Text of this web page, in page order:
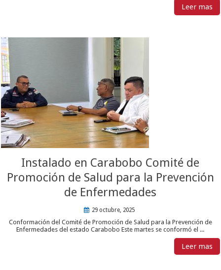
Leer mas
Instalado en Carabobo Comité de
Promoción de Salud para la Prevención
de Enfermedades
29 octubre, 2025
Conformación del Comité de Promoción de Salud para la Prevención de
Enfermedades del estado Carabobo Este martes se conformó el ...
Leer mas